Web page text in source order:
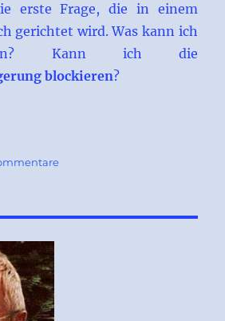
erste Frage, die in einem
gerichtet wird. Was kann ich
Kann ich die
blockieren?
blockieren“
zu